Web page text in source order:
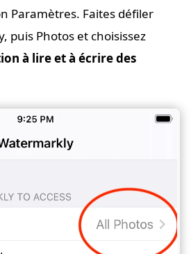
Paramètres. Faites défiler
puis Photos et choisissez
à lire et à écrire des